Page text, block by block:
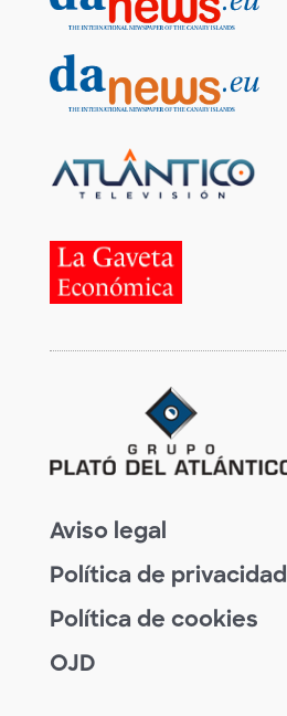
Aviso legal
Política de privacidad
Política de cookies
OJD